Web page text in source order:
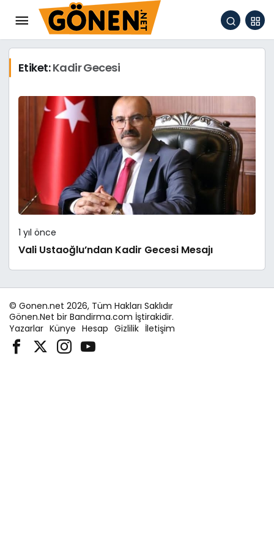
Etiket:Kadir Gecesi
1 yıl önce
Vali Ustaoğlu’ndan Kadir Gecesi Mesajı
© Gonen.net 2026, Tüm Hakları Saklıdır
Gönen.Net bir Bandirma.com İştirakidir.
Yazarlar Künye Hesap Gizlilik İletişim